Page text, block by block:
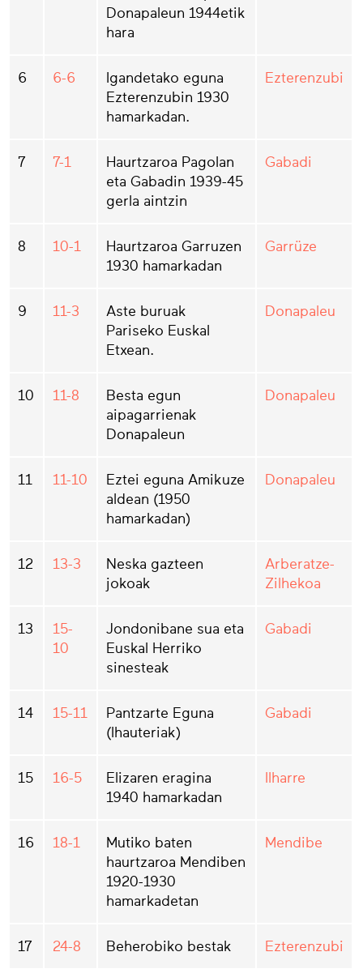
Donapaleun 1944etik
hara
6 6-6
Igandetako eguna
Ezterenzubin 1930
hamarkadan.
Ezterenzubi
7 7-1
Haurtzaroa Pagolan
eta Gabadin 1939-45
gerla aintzin
Gabadi
8 10-1
Haurtzaroa Garruzen
1930 hamarkadan
Garrüze
9 11-3
Aste buruak
Pariseko Euskal
Etxean.
Donapaleu
10 11-8
Besta egun
aipagarrienak
Donapaleun
Donapaleu
11 11-10
Eztei eguna Amikuze
aldean (1950
hamarkadan)
Donapaleu
12 13-3
Neska gazteen
jokoak
Arberatze-
Zilhekoa
13
15-
10
Jondonibane sua eta
Euskal Herriko
sinesteak
Gabadi
14 15-11
Pantzarte Eguna
(Ihauteriak)
Gabadi
15 16-5
Elizaren eragina
1940 hamarkadan
Ilharre
16 18-1
Mutiko baten
haurtzaroa Mendiben
1920-1930
hamarkadetan
Mendibe
17 24-8 Beherobiko bestak Ezterenzubi